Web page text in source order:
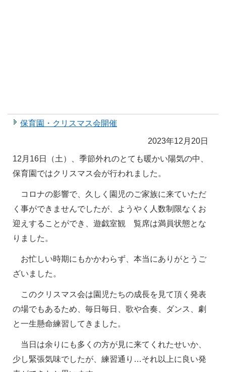
保育園・クリスマス会開催
2023年12月20日
12 月16日（土）、季節外れのとても暖かい陽気の中、
保育園ではクリスマス会が行われました。
コロナの影響で、久しく園児のご家族に来ていただ
く事ができませんでしたが、ようやく人数制限なくお
迎えすることができ、遊戯室観 覧席は満員状態とな
りました。
お忙しい時期にもかかわらず、本当にありがとうご
ざいました。
このクリスマス会は園児たちの成長を見て頂く発表
の場でもあるため、毎日毎日、歌や合奏、ダンス、劇
と一生懸命練習してきました。
当日は余りにも多くの方が見に来てくれたせいか、
少し緊張気味でしたが、練習通り…それ以上に良い発